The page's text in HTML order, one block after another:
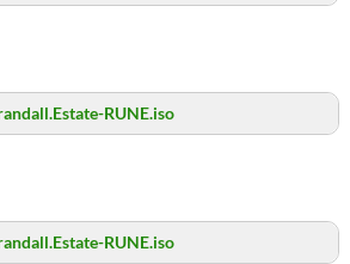
RUNE.iso
RUNE.iso